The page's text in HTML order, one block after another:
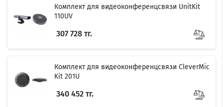
Комплект для видеоконференцсвязи UnitKit
110UV
307 728 тг.
Комплект для видеоконференцсвязи CleverMic
Kit 201U
340 452 тг.